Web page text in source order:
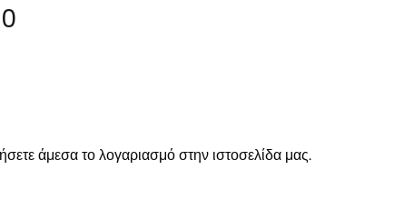
άμεσα το λογαριασμό στην ιστοσελίδα μας.